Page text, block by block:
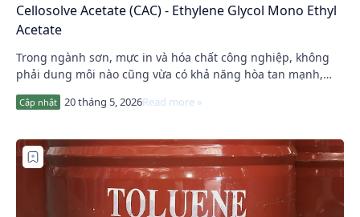
Cellosolve Acetate (CAC) - Ethylene Glycol Mono Ethyl
Acetate
Trong ngành sơn, mực in và hóa chất công nghiệp, không
phải dung môi nào cũng vừa có khả năng hòa tan mạnh,